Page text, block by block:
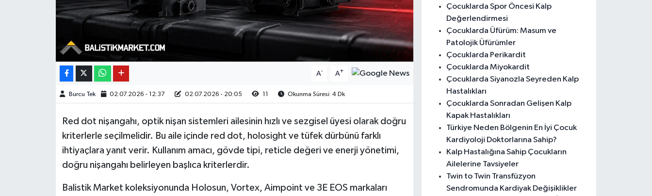
A- A+
Burcu Tek 02.07.2026 - 12:37 02.07.2026 - 20:05 11 Okunma Süresi: 4 Dk
Red dot nişangahı, optik nişan sistemleri ailesinin hızlı ve sezgisel üyesi olarak doğru
kriterlerle seçilmelidir. Bu aile içinde red dot, holosight ve tüfek dürbünü farklı
ihtiyaçlara yanıt verir. Kullanım amacı, gövde tipi, reticle değeri ve enerji yönetimi,
doğru nişangahı belirleyen başlıca kriterlerdir.
Balistik Market koleksiyonunda Holosun, Vortex, Aimpoint ve 3E EOS markaları
Çocuklarda Spor Öncesi Kalp
Değerlendirmesi
Çocuklarda Üfürüm: Masum ve
Patolojik Üfürümler
Çocuklarda Perikardit
Çocuklarda Miyokardit
Çocuklarda Siyanozla Seyreden Kalp
Hastalıkları
Çocuklarda Sonradan Gelişen Kalp
Kapak Hastalıkları
Türkiye Neden Bölgenin En İyi Çocuk
Kardiyoloji Doktorlarına Sahip?
Kalp Hastalığına Sahip Çocukların
Ailelerine Tavsiyeler
Twin to Twin Transfüzyon
Sendromunda Kardiyak Değişiklikler